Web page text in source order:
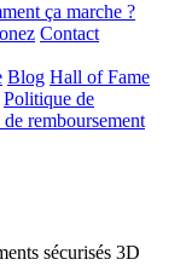
ça marche ?
Contact
Blog Hall of Fame
Politique de
remboursement
sécurisés 3D